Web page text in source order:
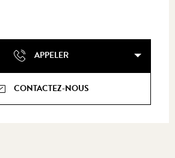
APPELER
CONTACTEZ-NOUS